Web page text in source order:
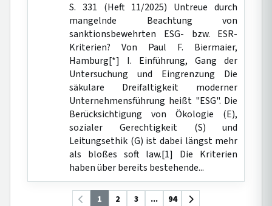
S. 331 (Heft 11/2025) Untreue durch
mangelnde Beachtung von
sanktionsbewehrten ESG- bzw. ESR-
Kriterien? Von Paul F. Biermaier,
Hamburg[*] I. Einführung, Gang der
Untersuchung und Eingrenzung Die
säkulare Dreifaltigkeit moderner
Unternehmensführung heißt "ESG". Die
Berücksichtigung von Ökologie (E),
sozialer Gerechtigkeit (S) und
Leitungsethik (G) ist dabei längst mehr
als bloßes soft law.[1] Die Kriterien
haben über bereits bestehende...
1 2 3 ... 94